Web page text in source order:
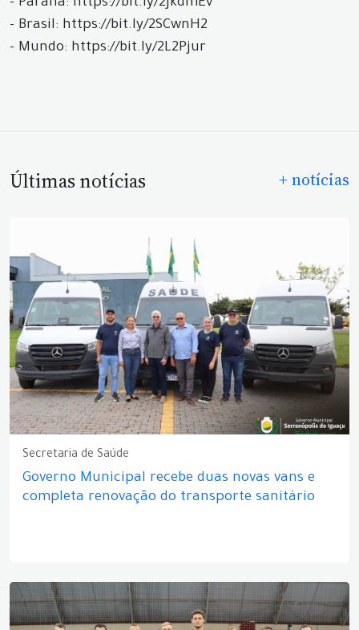
- Paraná: https://bit.ly/2JkdmEv
- Brasil: https://bit.ly/2SCwnH2
- Mundo: https://bit.ly/2L2Pjur
Últimas notícias + notícias
Secretaria de Saúde
Governo Municipal recebe duas novas vans e
completa renovação do transporte sanitário